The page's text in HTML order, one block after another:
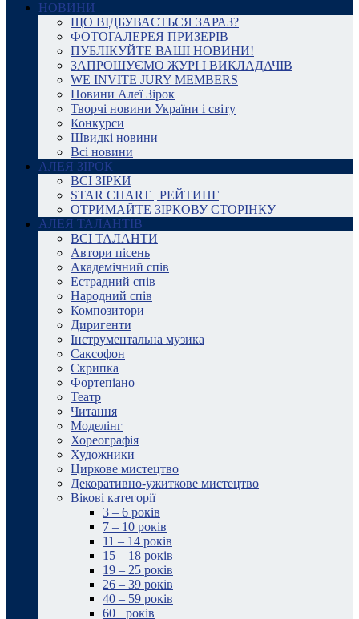
НОВИНИ
ЩО ВІДБУВАЄТЬСЯ ЗАРАЗ?
ФОТОГАЛЕРЕЯ ПРИЗЕРІВ
ПУБЛІКУЙТЕ ВАШІ НОВИНИ!
ЗАПРОШУЄМО ЖУРІ І ВИКЛАДАЧІВ
WE INVITE JURY MEMBERS
Новини Алеї Зірок
Творчі новини України і світу
Конкурси
Швидкі новини
Всі новини
АЛЕЯ ЗІРОК
ВСІ ЗІРКИ
STAR CHART | РЕЙТИНГ
ОТРИМАЙТЕ ЗІРКОВУ СТОРІНКУ
АЛЕЯ ТАЛАНТІВ
ВСІ ТАЛАНТИ
Автори пісень
Академічний спів
Естрадний спів
Народний спів
Композитори
Диригенти
Інструментальна музика
Саксофон
Скрипка
Фортепіано
Театр
Читання
Моделінг
Хореографія
Художники
Циркове мистецтво
Декоративно-ужиткове мистецтво
Вікові категорії
3 – 6 років
7 – 10 років
11 – 14 років
15 – 18 років
19 – 25 років
26 – 39 років
40 – 59 років
60+ років